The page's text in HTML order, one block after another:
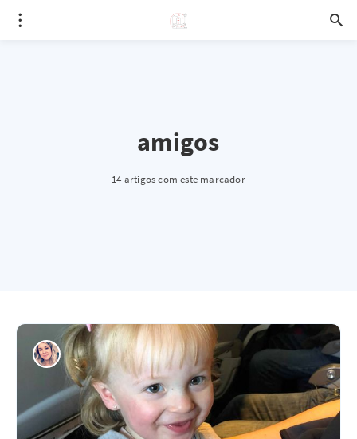
amigos
14 artigos com este marcador